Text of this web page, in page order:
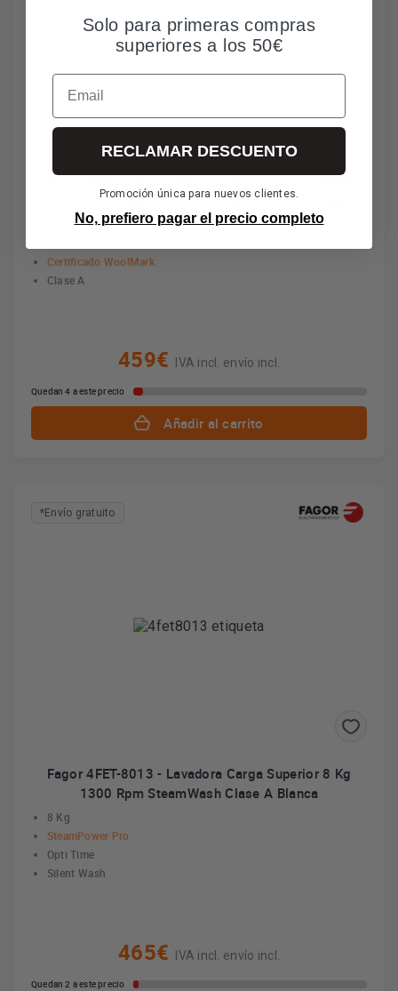
Aeg LTE6K7230E - Lavadora Carga Superior Serie
6000 7Kg 1200Rpm ProSense Inicio Diferido Clase A
Certificado WoolMark
Clase A
459€ IVA incl. envío incl.
Quedan 4 a este precio
Añadir al carrito
*Envío gratuito
Fagor 4FET-8013 - Lavadora Carga Superior 8 Kg
1300 Rpm SteamWash Clase A Blanca
8 Kg
SteamPower Pro
Opti Time
Silent Wash
465€ IVA incl. envío incl.
Quedan 2 a este precio
Solo para primeras compras
superiores a los 50€
Email
RECLAMAR DESCUENTO
Promoción única para nuevos clientes.
No, prefiero pagar el precio completo